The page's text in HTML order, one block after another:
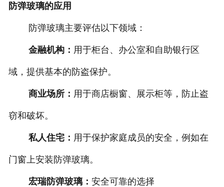
防弹玻璃的应用
防弹玻璃主要评估以下领域：
金融机构： 用于柜台、办公室和自助银行区
域，提供基本的防盗保护。
商业场所： 用于商店橱窗、展示柜等，防止盗
窃和破坏。
私人住宅： 用于保护家庭成员的安全，例如在
门窗上安装防弹玻璃。
宏瑞防弹玻璃： 安全可靠的选择